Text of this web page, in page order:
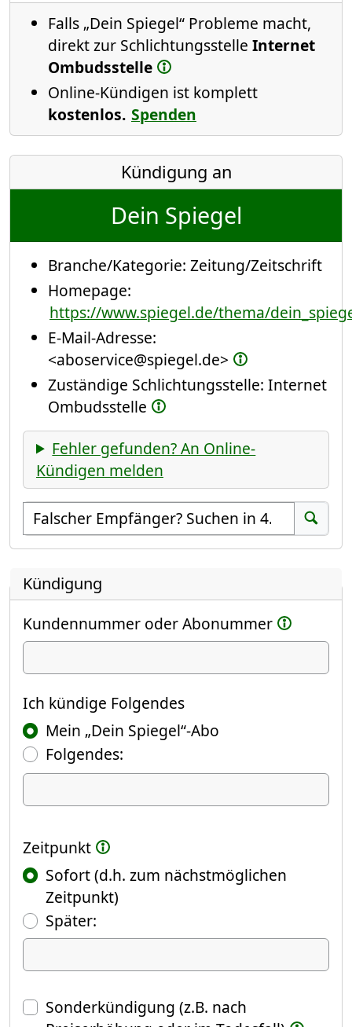
Falls „Dein Spiegel“ Probleme macht,
direkt zur Schlichtungsstelle Internet
Ombudsstelle
Online-Kündigen ist komplett
kostenlos. Spenden
Kündigung an
Dein Spiegel
Branche/Kategorie: Zeitung/Zeitschrift
Homepage:
https://www.spiegel.de/thema/
E-Mail-Adresse:
<aboservice@spiegel.de>
Zuständige Schlichtungsstelle: Internet
Ombudsstelle
Fehler gefunden? An Online-
Kündigen melden
Empfänger suchen
Suchen
Kündigung
Kundennummer oder Abonummer
Ich kündige
Ich kündige Folgendes
Mein „Dein Spiegel“-Abo
Folgendes:
Ich kündige Folgendes
Zeitpunkt
Sofort (d.h. zum nächstmöglichen
Zeitpunkt)
Später:(Fokus springt automatisch ins
Datum
Sonderkündigung (z.B. nach